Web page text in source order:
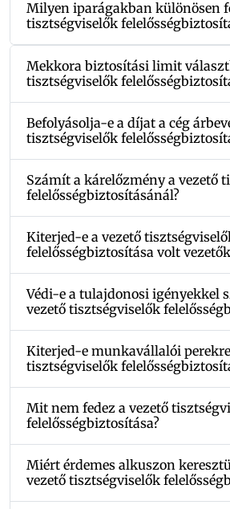
Milyen iparágakban különösen
tisztségviselők
Mekkora biztosítási limit
tisztségviselők
Befolyásolja-e a díjat a cég
tisztségviselők
Számít a kárelőzmény a vezető
felelősségbiztosításánál?
Kiterjed-e a vezető
felelősségbiztosítása volt
Védi-e a tulajdonosi igényekkel
vezető tisztségviselők
Kiterjed-e munkavállalói
tisztségviselők
Mit nem fedez a vezető
felelősségbiztosítása?
Miért érdemes alkuszon
vezető tisztségviselők